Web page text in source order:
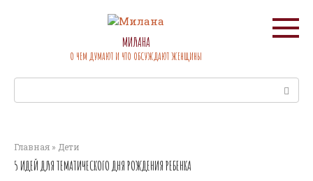
МИЛАНА
О ЧЕМ ДУМАЮТ И ЧТО ОБСУЖДАЮТ ЖЕНЩИНЫ
Главная » Дети
5 ИДЕЙ ДЛЯ ТЕМАТИЧЕСКОГО ДНЯ РОЖДЕНИЯ РЕБЕНКА